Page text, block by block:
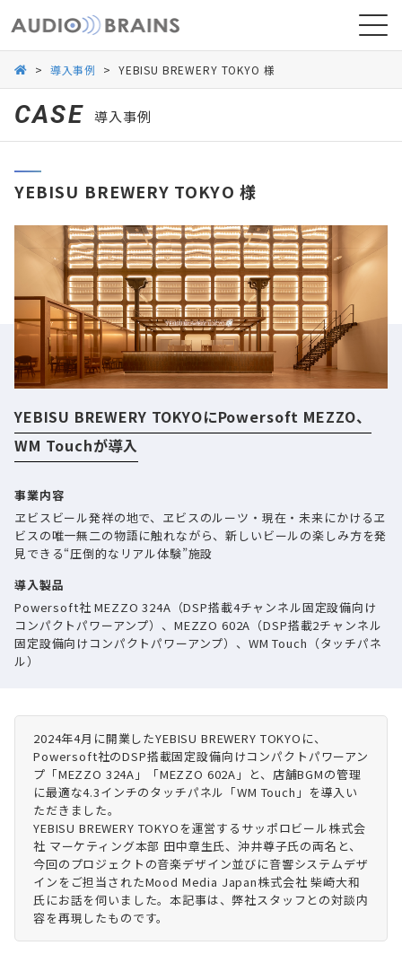
導入事例
> 導入事例 > YEBISU BREWERY TOKYO 様
CASE 導入事例
YEBISU BREWERY TOKYO 様
YEBISU BREWERY TOKYOにPowersoft MEZZO、
WM Touchが導入
事業内容
ヱビスビール発祥の地で、ヱビスのルーツ・現在・未来にかけるヱ
ビスの唯一無二の物語に触れながら、新しいビールの楽しみ方を発
見できる“圧倒的なリアル体験”施設
導入製品
Powersoft社 MEZZO 324A（DSP搭載4チャンネル固定設備向け
コンパクトパワーアンプ）、MEZZO 602A（DSP搭載2チャンネル
固定設備向けコンパクトパワーアンプ）、WM Touch（タッチパネ
ル）
2024年4月に開業したYEBISU BREWERY TOKYOに、
Powersoft社のDSP搭載固定設備向けコンパクトパワーアン
プ「MEZZO 324A」「MEZZO 602A」と、店舗BGMの管理
に最適な4.3インチのタッチパネル「WM Touch」を導入い
ただきました。
YEBISU BREWERY TOKYOを運営するサッポロビール株式会
社 マーケティング本部 田中章生氏、沖井尊子氏の両名と、
今回のプロジェクトの音楽デザイン並びに音響システムデザ
インをご担当されたMood Media Japan株式会社 柴崎大和
氏にお話を伺いました。本記事は、弊社スタッフとの対談内
容を再現したものです。